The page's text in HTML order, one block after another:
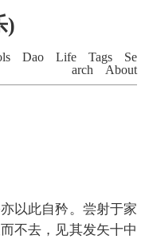
)
Dao Life Tags
Se
arch
About
以此自矜。尝射于家
不去，见其发矢十中